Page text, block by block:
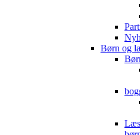
Børn og